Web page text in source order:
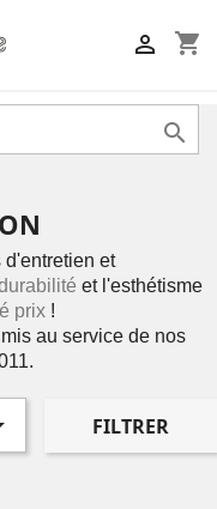
shopping_cart


d'entretien et
et l'esthétisme
prix !
au service de nos
FILTRER